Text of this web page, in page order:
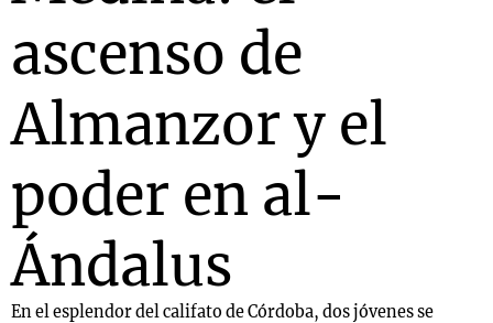
ascenso de
Almanzor y el
poder en al-
Ándalus
En el esplendor del califato de Córdoba, dos jóvenes se